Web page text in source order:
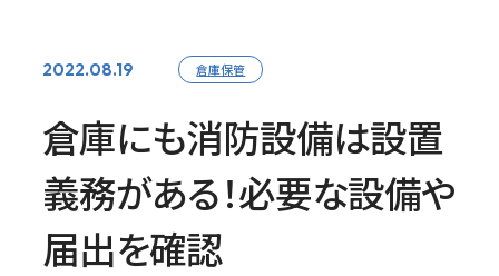
2022.08.19 倉庫保管
倉庫にも消防設備は設置
義務がある！必要な設備や
届出を確認